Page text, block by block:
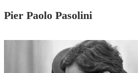
Pier Paolo Pasolini